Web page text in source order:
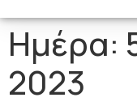
Ημέρα:
2023